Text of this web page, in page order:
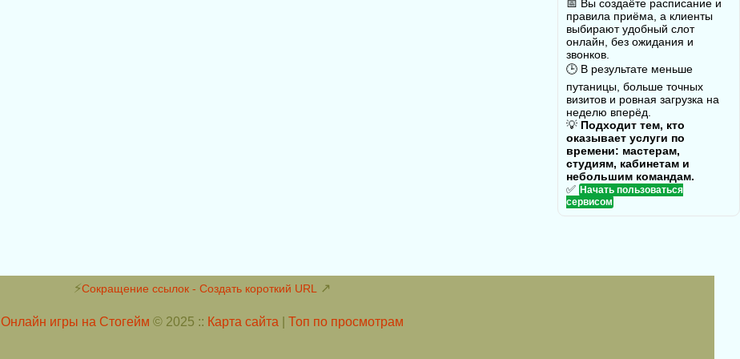
📅 Вы создаёте расписание и
правила приёма, а клиенты
выбирают удобный слот
онлайн, без ожидания и
звонков.
🕒 В результате меньше
путаницы, больше точных
визитов и ровная загрузка на
неделю вперёд.
💡 Подходит тем, кто
оказывает услуги по
времени: мастерам,
студиям, кабинетам и
небольшим командам.
✅ Начать пользоваться
сервисом
⚡Сокращение ссылок - Создать короткий URL ↗
Онлайн игры на Стогейм © 2025 :: Карта сайта Топ по просмотрам